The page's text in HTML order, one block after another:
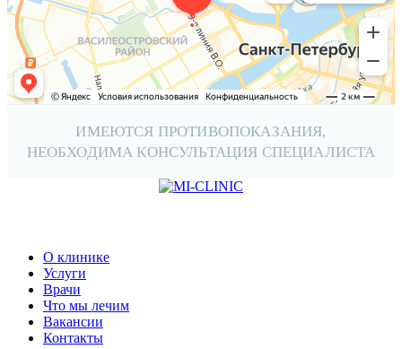
ИМЕЮТСЯ ПРОТИВОПОКАЗАНИЯ,
НЕОБХОДИМА КОНСУЛЬТАЦИЯ СПЕЦИАЛИСТА
О клинике
Услуги
Врачи
Что мы лечим
Вакансии
Контакты